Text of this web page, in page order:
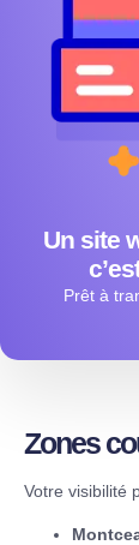
Un site
Prêt à
Zones
Votre visibilité